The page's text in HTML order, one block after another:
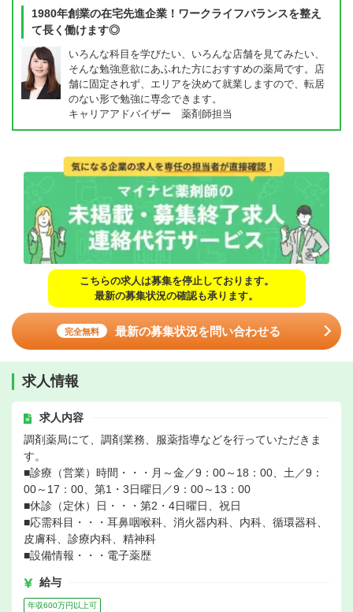
1980年創業の在宅先進企業！ワークライフバランスを整え
て長く働けます◎
いろんな科目を学びたい、いろんな店舗を見てみたい、
そんな勉強意欲にあふれた方におすすめの薬局です。店
舗に固定されず、エリアを決めて就業しますので、転居
のない形で勉強に専念できます。
キャリアアドバイザー 薬剤師担当
こちらの求人は募集を停止しております。
最新の募集状況の確認も承ります。
完全無料 最新の募集状況を問い合わせる
求人情報
求人内容
調剤薬局にて、調剤業務、服薬指導などを行っていただきま
す。
■診療（営業）時間・・・月～金／9：00～18：00、土／9：
00～17：00、第1・3日曜日／9：00～13：00
■休診（定休）日・・・第2・4日曜日、祝日
■応需科目・・・耳鼻咽喉科、消火器内科、内科、循環器科、
皮膚科、診療内科、精神科
■設備情報・・・電子薬歴
給与
年収600万円以上可